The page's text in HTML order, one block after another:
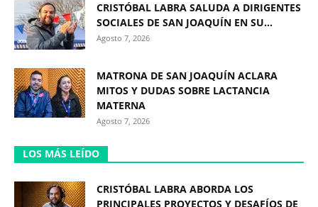
CRISTÓBAL LABRA SALUDA A DIRIGENTES
SOCIALES DE SAN JOAQUÍN EN SU...
Agosto 7, 2026
MATRONA DE SAN JOAQUÍN ACLARA
MITOS Y DUDAS SOBRE LACTANCIA
MATERNA
Agosto 7, 2026
LOS MÁS LEÍDO
CRISTÓBAL LABRA ABORDA LOS
PRINCIPALES PROYECTOS Y DESAFÍOS DE